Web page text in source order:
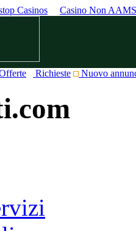
Casinos Casino Non AAMS
Richieste Nuovo